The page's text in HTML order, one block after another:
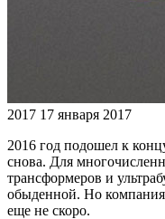
2017 17 января 2017
2016 год подошел к
снова. Для
трансформеров и
обыденной. Но компания
еще не скоро.